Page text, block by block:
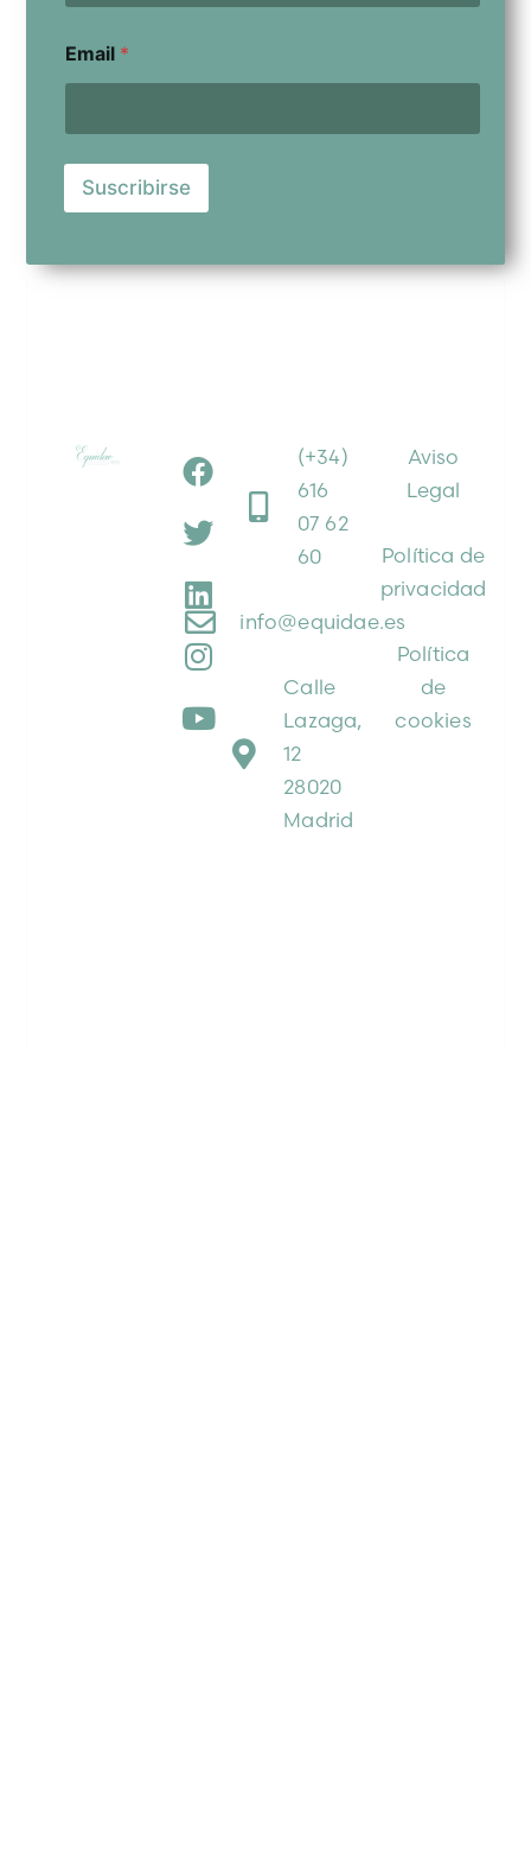
Email *
Suscribirse
(+34)
616
07 62
60
info@equidae.es
Calle
Lazaga,
12
28020
Madrid
Aviso
Legal
Política de
privacidad
Política
de
cookies